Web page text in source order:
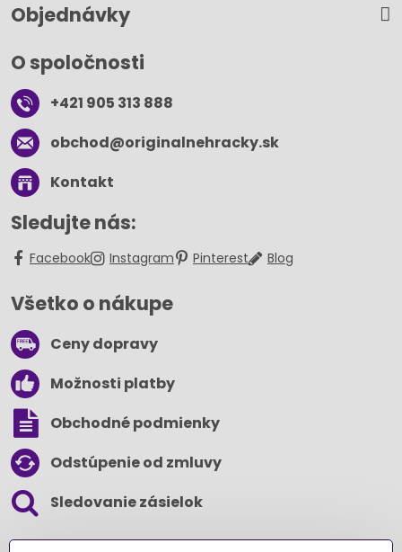
Objednávky
O spoločnosti
+421 905 313 888
obchod​@originalnehracky​.sk
Kontakt
Sledujte nás:
Facebook Instagram Pinterest Blog
Všetko o nákupe
Ceny dopravy
Možnosti platby
Obchodné podmienky
Odstúpenie od zmluvy
Sledovanie zásielok